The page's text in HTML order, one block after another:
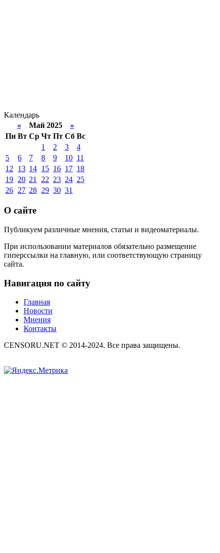
Календарь
«Май 2025 »
Пн Вт Ср Чт Пт Сб Вс
1
2 3
4
5
6 7 8 9 10 11
12
13 14 15 16 17 18
19 20 21 22 23 24 25
26 27 28 29 30 31
О сайте
Публикуем различные мнения, статьи и видеоматериалы.
При использовании материалов обязательно размещение
гиперссылки на главную, или соответствующую страницу
сайта.
Навигация по сайту
Главная
Новости
Мнения
Контакты
CENSORU.NET © 2014-2024. Все права защищены.